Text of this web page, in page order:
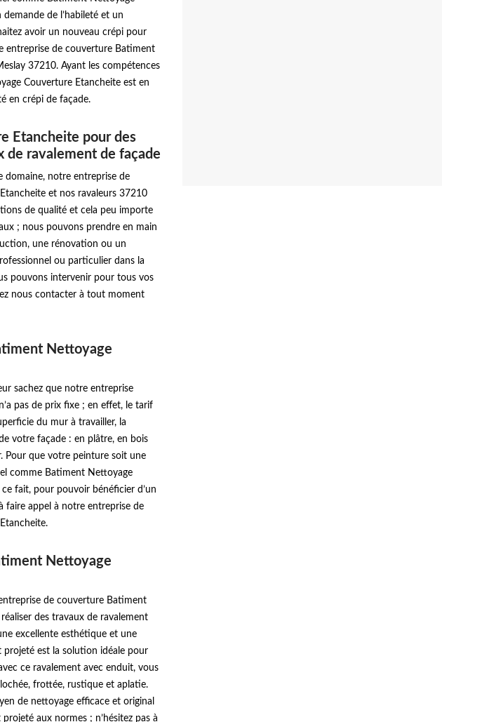
de l’habileté et un
avoir un nouveau crépi pour
entreprise de couverture Batiment
37210. Ayant les compétences
Couverture Etancheite est en
en crépi de façade.
Etancheite pour des
ravalement de façade
domaine, notre entreprise de
et nos ravaleurs 37210
de qualité et cela peu importe
; nous pouvons prendre en main
une rénovation ou un
ou particulier dans la
pouvons intervenir pour tous vos
nous contacter à tout moment
Nettoyage
sachez que notre entreprise
pas de prix fixe ; en effet, le tarif
du mur à travailler, la
votre façade : en plâtre, en bois
Pour que votre peinture soit une
comme Batiment Nettoyage
fait, pour pouvoir bénéficier d’un
faire appel à notre entreprise de
Nettoyage
de couverture Batiment
des travaux de ravalement
excellente esthétique et une
projeté est la solution idéale pour
ce ravalement avec enduit, vous
frottée, rustique et aplatie.
de nettoyage efficace et original
aux normes ; n’hésitez pas à